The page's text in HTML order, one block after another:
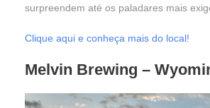
surpreendem até os paladares mais
Clique aqui e conheça mais do local!
Melvin Brewing –